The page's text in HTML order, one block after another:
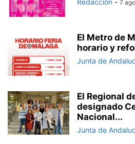
Redacción - 7
El Metro de
horario y
Junta de
El Regional
designado
Nacional...
Junta de